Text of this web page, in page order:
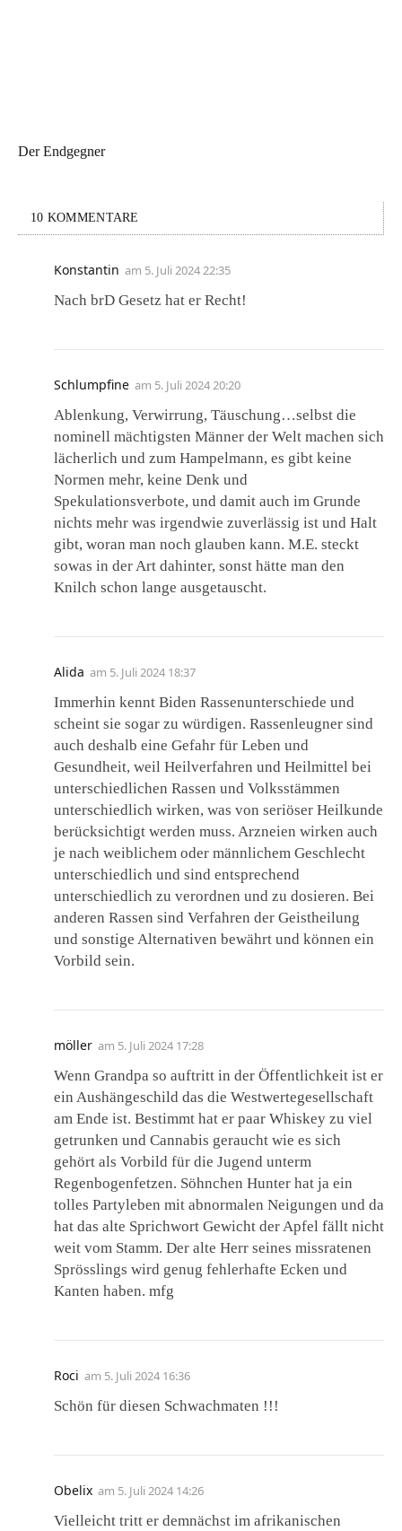
Der Endgegner
10 KOMMENTARE
Konstantin am 5. Juli 2024 22:35
Nach brD Gesetz hat er Recht!
Schlumpfine am 5. Juli 2024 20:20
Ablenkung, Verwirrung, Täuschung…selbst die
nominell mächtigsten Männer der Welt machen sich
lächerlich und zum Hampelmann, es gibt keine
Normen mehr, keine Denk und
Spekulationsverbote, und damit auch im Grunde
nichts mehr was irgendwie zuverlässig ist und Halt
gibt, woran man noch glauben kann. M.E. steckt
sowas in der Art dahinter, sonst hätte man den
Knilch schon lange ausgetauscht.
Alida am 5. Juli 2024 18:37
Immerhin kennt Biden Rassenunterschiede und
scheint sie sogar zu würdigen. Rassenleugner sind
auch deshalb eine Gefahr für Leben und
Gesundheit, weil Heilverfahren und Heilmittel bei
unterschiedlichen Rassen und Volksstämmen
unterschiedlich wirken, was von seriöser Heilkunde
berücksichtigt werden muss. Arzneien wirken auch
je nach weiblichem oder männlichem Geschlecht
unterschiedlich und sind entsprechend
unterschiedlich zu verordnen und zu dosieren. Bei
anderen Rassen sind Verfahren der Geistheilung
und sonstige Alternativen bewährt und können ein
Vorbild sein.
möller am 5. Juli 2024 17:28
Wenn Grandpa so auftritt in der Öffentlichkeit ist er
ein Aushängeschild das die Westwertegesellschaft
am Ende ist. Bestimmt hat er paar Whiskey zu viel
getrunken und Cannabis geraucht wie es sich
gehört als Vorbild für die Jugend unterm
Regenbogenfetzen. Söhnchen Hunter hat ja ein
tolles Partyleben mit abnormalen Neigungen und da
hat das alte Sprichwort Gewicht der Apfel fällt nicht
weit vom Stamm. Der alte Herr seines missratenen
Sprösslings wird genug fehlerhafte Ecken und
Kanten haben. mfg
Roci am 5. Juli 2024 16:36
Schön für diesen Schwachmaten !!!
Obelix am 5. Juli 2024 14:26
Vielleicht tritt er demnächst im afrikanischen